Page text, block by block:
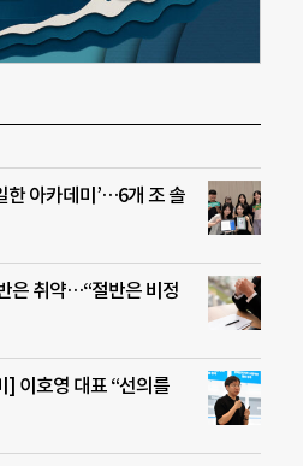
한 아카데미’…6개 조 솔
은 취약…“절반은 비정
] 이호영 대표 “선의를